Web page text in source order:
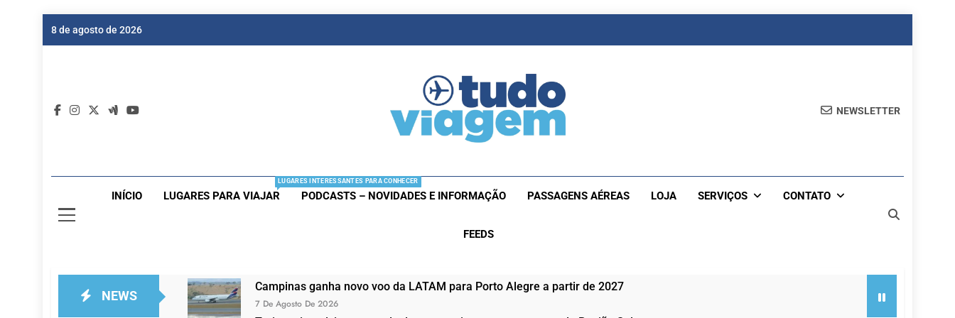
8 de agosto de 2026
NEWSLETTER
INÍCIO LUGARES PARA VIAJAR
LUGARES INTERESSANTES PARA CONHECER
PODCASTS – NOVIDADES E INFORMAÇÃO PASSAGENS AÉREAS LOJA SERVIÇOS CONTATO
FEEDS
NEWS
Campinas ganha novo voo da LATAM para Porto Alegre a partir de 2027
7 De Agosto De 2026